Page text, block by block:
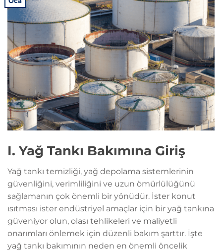
I. Yağ Tankı Bakımına Giriş
Yağ tankı temizliği, yağ depolama sistemlerinin
güvenliğini, verimliliğini ve uzun ömürlülüğünü
sağlamanın çok önemli bir yönüdür. İster konut
ısıtması ister endüstriyel amaçlar için bir yağ tankına
güveniyor olun, olası tehlikeleri ve maliyetli
onarımları önlemek için düzenli bakım şarttır. İşte
yağ tankı bakımının neden en önemli öncelik